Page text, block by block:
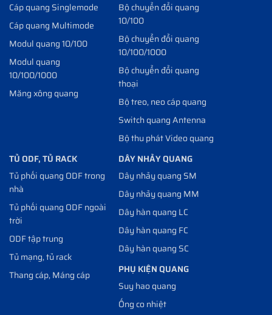
Cáp quang Singlemode
Cáp quang Multimode
Modul quang 10/100
Modul quang
10/100/1000
Măng xông quang
Bộ chuyển đổi quang
10/100
Bộ chuyển đổi quang
10/100/1000
Bộ chuyển đổi quang
thoại
Bộ treo, neo cáp quang
Switch quang Antenna
Bộ thu phát Video quang
TỦ ODF, TỦ RACK
Tủ phối quang ODF trong
nhà
Tủ phối quang ODF ngoài
trời
ODF tập trung
Tủ mạng, tủ rack
Thang cáp, Máng cáp
DÂY NHẢY QUANG
Dây nhảy quang SM
Dây nhảy quang MM
Dây hàn quang LC
Dây hàn quang FC
Dây hàn quang SC
PHỤ KIỆN QUANG
Suy hao quang
Ống co nhiệt